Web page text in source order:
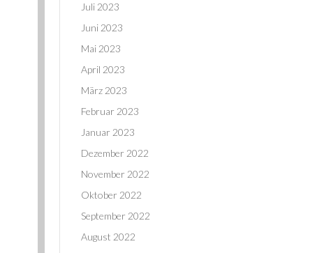
Juli 2023
Juni 2023
Mai 2023
April 2023
März 2023
Februar 2023
Januar 2023
Dezember 2022
November 2022
Oktober 2022
September 2022
August 2022